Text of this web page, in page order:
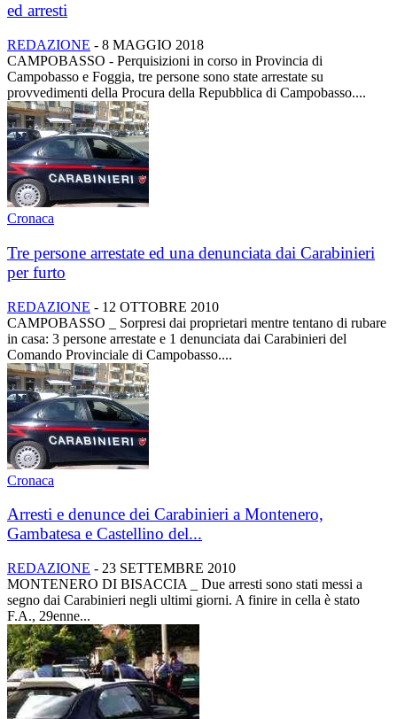
ed arresti
REDAZIONE - 8 MAGGIO 2018
CAMPOBASSO - Perquisizioni in corso in Provincia di
Campobasso e Foggia, tre persone sono state arrestate su
provvedimenti della Procura della Repubblica di Campobasso....
Cronaca
Tre persone arrestate ed una denunciata dai Carabinieri
per furto
REDAZIONE - 12 OTTOBRE 2010
CAMPOBASSO _ Sorpresi dai proprietari mentre tentano di rubare
in casa: 3 persone arrestate e 1 denunciata dai Carabinieri del
Comando Provinciale di Campobasso....
Cronaca
Arresti e denunce dei Carabinieri a Montenero,
Gambatesa e Castellino del...
REDAZIONE - 23 SETTEMBRE 2010
MONTENERO DI BISACCIA _ Due arresti sono stati messi a
segno dai Carabinieri negli ultimi giorni. A finire in cella è stato
F.A., 29enne...